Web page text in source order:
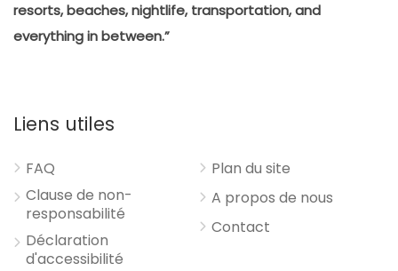
resorts, beaches, nightlife, transportation, and
everything in between.”
Liens utiles
FAQ
Clause de non-
responsabilité
Déclaration
d'accessibilité
Plan du site
A propos de nous
Contact